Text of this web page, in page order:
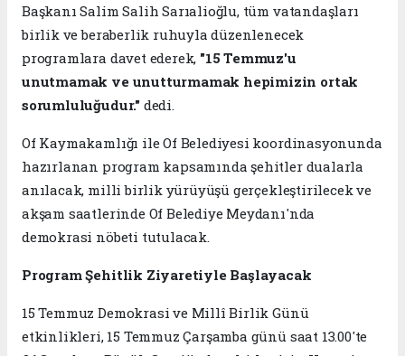
Başkanı Salim Salih Sarıalioğlu, tüm vatandaşları
birlik ve beraberlik ruhuyla düzenlenecek
programlara davet ederek, "15 Temmuz'u
unutmamak ve unutturmamak hepimizin ortak
sorumluluğudur." dedi.
Of Kaymakamlığı ile Of Belediyesi koordinasyonunda
hazırlanan program kapsamında şehitler dualarla
anılacak, milli birlik yürüyüşü gerçekleştirilecek ve
akşam saatlerinde Of Belediye Meydanı'nda
demokrasi nöbeti tutulacak.
Program Şehitlik Ziyaretiyle Başlayacak
15 Temmuz Demokrasi ve Millî Birlik Günü
etkinlikleri, 15 Temmuz Çarşamba günü saat 13.00'te